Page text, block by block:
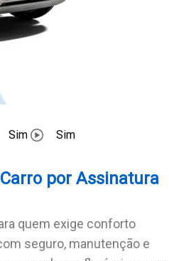
Sim Sim
por Assinatura
quem exige conforto
seguro, manutenção e